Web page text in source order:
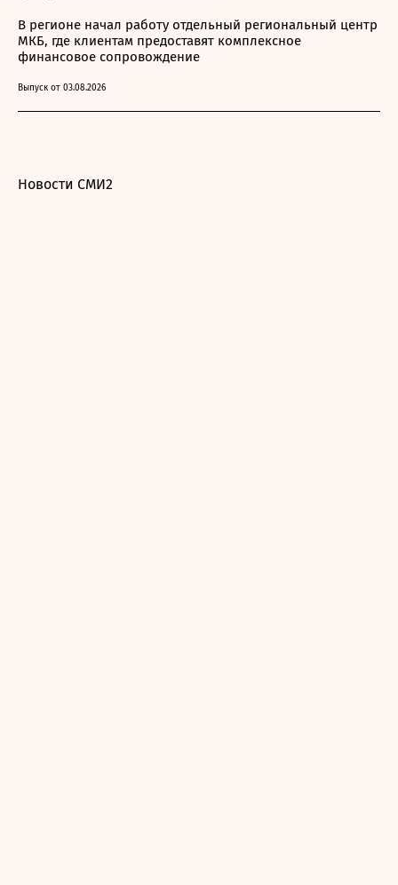
В регионе начал работу отдельный региональный центр
МКБ, где клиентам предоставят комплексное
финансовое сопровождение
Выпуск от 03.08.2026
Новости СМИ2